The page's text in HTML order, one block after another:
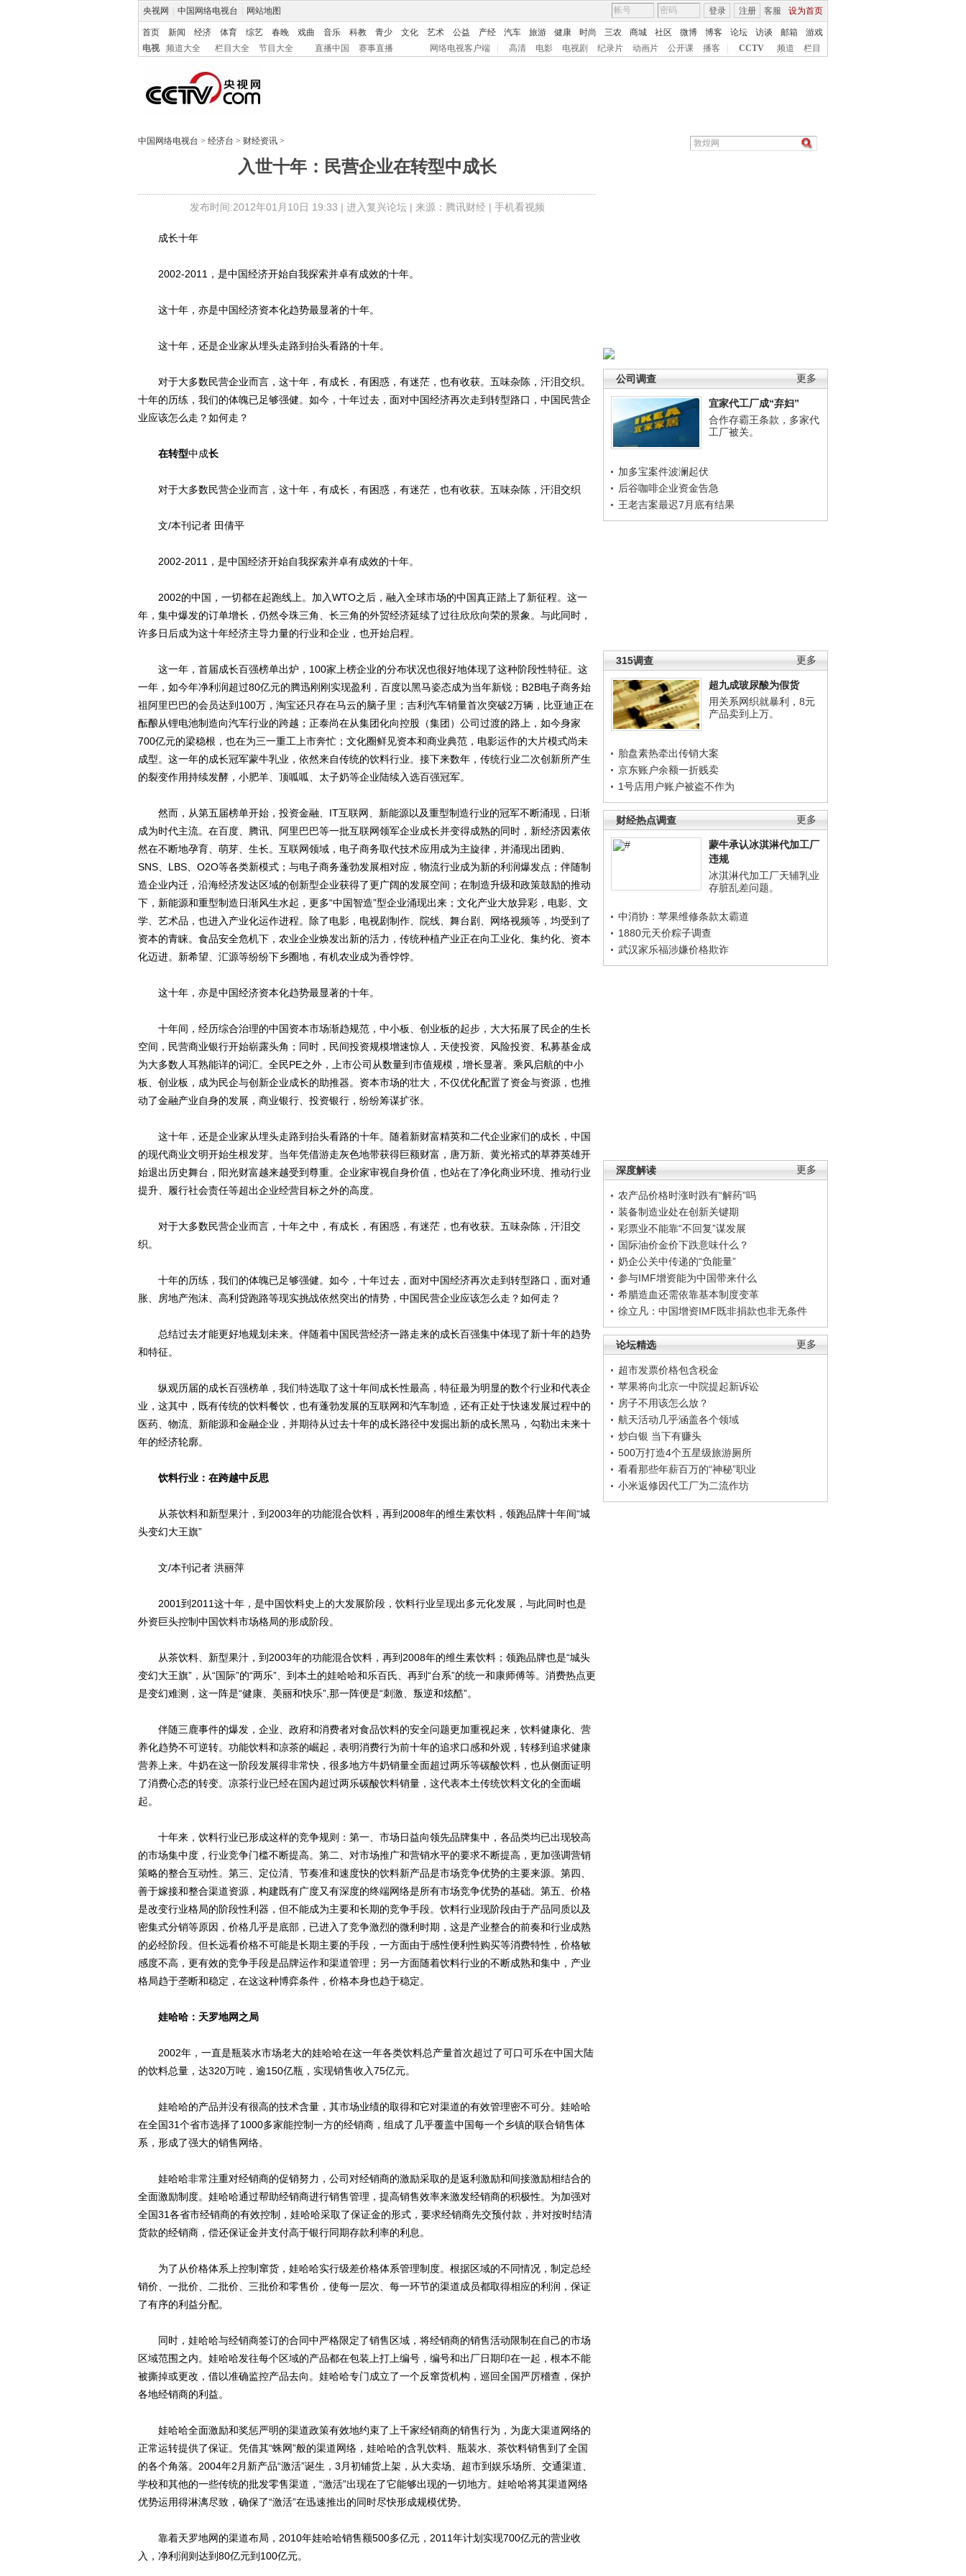
央视网 中国网络电视台 网站地图 客服 设为首页
登录 注册
首页 新闻 经济 体育 综艺 春晚 戏曲 音乐 科教 青少 文化 艺术 公益 产经 汽车 旅游 健康 时尚 三农 商城 社区 微博 博客 论坛 访谈 邮箱
游戏
电视
频道大全 栏目大全 节目大全 直播中国 赛事直播 网络电视客户端 高清 电影 电视剧 纪录片 动画片 公开课 播客 CCTV 频道 栏目
中国网络电视台 > 经济台 > 财经资讯 >
入世十年：民营企业在转型中成长
发布时间:2012年01月10日 19:33 | 进入复兴论坛| 来源：腾讯财经 | 手机看视频
更多
公司调查
宜家代工厂成“弃妇”
合作存霸王条款，多家代
工厂被关。
加多宝案件波澜起伏
后谷咖啡企业资金告急
王老吉案最迟7月底有结果
更多
315调查
超九成玻尿酸为假货
用关系网织就暴利，8元
产品卖到上万。
胎盘素热牵出传销大案
京东账户余额一折贱卖
1号店用户账户被盗不作为
更多
财经热点调查
蒙牛承认冰淇淋代加工厂
违规
冰淇淋代加工厂天辅乳业
存脏乱差问题。
中消协：苹果维修条款太霸道
1880元天价粽子调查
武汉家乐福涉嫌价格欺诈
更多
深度解读
农产品价格时涨时跌有“解药”吗
装备制造业处在创新关键期
彩票业不能靠“不回复”谋发展
国际油价金价下跌意味什么？
奶企公关中传递的“负能量”
参与IMF增资能为中国带来什么
希腊造血还需依靠基本制度变革
徐立凡：中国增资IMF既非捐款也非无条件
更多
论坛精选
超市发票价格包含税金
苹果将向北京一中院提起新诉讼
房子不用该怎么放？
航天活动几乎涵盖各个领域
炒白银 当下有赚头
500万打造4个五星级旅游厕所
看看那些年薪百万的“神秘”职业
小米返修因代工厂为二流作坊
成长十年
2002-2011，是中国经济开始自我探索并卓有成效的十年。
这十年，亦是中国经济资本化趋势最显著的十年。
这十年，还是企业家从埋头走路到抬头看路的十年。
对于大多数民营企业而言，这十年，有成长，有困惑，有迷茫，也有收获。五味杂陈，汗泪交织。
十年的历练，我们的体魄已足够强健。如今，十年过去，面对中国经济再次走到转型路口，中国民营企
业应该怎么走？如何走？
在转型中成长
对于大多数民营企业而言，这十年，有成长，有困惑，有迷茫，也有收获。五味杂陈，汗泪交织
文/本刊记者 田倩平
2002-2011，是中国经济开始自我探索并卓有成效的十年。
2002的中国，一切都在起跑线上。加入WTO之后，融入全球市场的中国真正踏上了新征程。这一
年，集中爆发的订单增长，仍然令珠三角、长三角的外贸经济延续了过往欣欣向荣的景象。与此同时，
许多日后成为这十年经济主导力量的行业和企业，也开始启程。
这一年，首届成长百强榜单出炉，100家上榜企业的分布状况也很好地体现了这种阶段性特征。这
一年，如今年净利润超过80亿元的腾迅刚刚实现盈利，百度以黑马姿态成为当年新锐；B2B电子商务始
祖阿里巴巴的会员达到100万，淘宝还只存在马云的脑子里；吉利汽车销量首次突破2万辆，比亚迪正在
酝酿从锂电池制造向汽车行业的跨越；正泰尚在从集团化向控股（集团）公司过渡的路上，如今身家
700亿元的梁稳根，也在为三一重工上市奔忙；文化圈鲜见资本和商业典范，电影运作的大片模式尚未
成型。这一年的成长冠军蒙牛乳业，依然来自传统的饮料行业。接下来数年，传统行业二次创新所产生
的裂变作用持续发酵，小肥羊、顶呱呱、太子奶等企业陆续入选百强冠军。
然而，从第五届榜单开始，投资金融、IT互联网、新能源以及重型制造行业的冠军不断涌现，日渐
成为时代主流。在百度、腾讯、阿里巴巴等一批互联网领军企业成长并变得成熟的同时，新经济因素依
然在不断地孕育、萌芽、生长。互联网领域，电子商务取代技术应用成为主旋律，并涌现出团购、
SNS、LBS、O2O等各类新模式；与电子商务蓬勃发展相对应，物流行业成为新的利润爆发点；伴随制
造企业内迁，沿海经济发达区域的创新型企业获得了更广阔的发展空间；在制造升级和政策鼓励的推动
下，新能源和重型制造日渐风生水起，更多“中国智造”型企业涌现出来；文化产业大放异彩，电影、文
学、艺术品，也进入产业化运作进程。除了电影，电视剧制作、院线、舞台剧、网络视频等，均受到了
资本的青睐。食品安全危机下，农业企业焕发出新的活力，传统种植产业正在向工业化、集约化、资本
化迈进。新希望、汇源等纷纷下乡圈地，有机农业成为香饽饽。
这十年，亦是中国经济资本化趋势最显著的十年。
十年间，经历综合治理的中国资本市场渐趋规范，中小板、创业板的起步，大大拓展了民企的生长
空间，民营商业银行开始崭露头角；同时，民间投资规模增速惊人，天使投资、风险投资、私募基金成
为大多数人耳熟能详的词汇。全民PE之外，上市公司从数量到市值规模，增长显著。乘风启航的中小
板、创业板，成为民企与创新企业成长的助推器。资本市场的壮大，不仅优化配置了资金与资源，也推
动了金融产业自身的发展，商业银行、投资银行，纷纷筹谋扩张。
这十年，还是企业家从埋头走路到抬头看路的十年。随着新财富精英和二代企业家们的成长，中国
的现代商业文明开始生根发芽。当年凭借游走灰色地带获得巨额财富，唐万新、黄光裕式的草莽英雄开
始退出历史舞台，阳光财富越来越受到尊重。企业家审视自身价值，也站在了净化商业环境、推动行业
提升、履行社会责任等超出企业经营目标之外的高度。
对于大多数民营企业而言，十年之中，有成长，有困惑，有迷茫，也有收获。五味杂陈，汗泪交
织。
十年的历练，我们的体魄已足够强健。如今，十年过去，面对中国经济再次走到转型路口，面对通
胀、房地产泡沫、高利贷跑路等现实挑战依然突出的情势，中国民营企业应该怎么走？如何走？
总结过去才能更好地规划未来。伴随着中国民营经济一路走来的成长百强集中体现了新十年的趋势
和特征。
纵观历届的成长百强榜单，我们特选取了这十年间成长性最高，特征最为明显的数个行业和代表企
业，这其中，既有传统的饮料餐饮，也有蓬勃发展的互联网和汽车制造，还有正处于快速发展过程中的
医药、物流、新能源和金融企业，并期待从过去十年的成长路径中发掘出新的成长黑马，勾勒出未来十
年的经济轮廓。
饮料行业：在跨越中反思
从茶饮料和新型果汁，到2003年的功能混合饮料，再到2008年的维生素饮料，领跑品牌十年间“城
头变幻大王旗”
文/本刊记者 洪丽萍
2001到2011这十年，是中国饮料史上的大发展阶段，饮料行业呈现出多元化发展，与此同时也是
外资巨头控制中国饮料市场格局的形成阶段。
从茶饮料、新型果汁，到2003年的功能混合饮料，再到2008年的维生素饮料；领跑品牌也是“城头
变幻大王旗”，从“国际”的“两乐”、到本土的娃哈哈和乐百氏、再到“台系”的统一和康师傅等。消费热点更
是变幻难测，这一阵是“健康、美丽和快乐”,那一阵便是“刺激、叛逆和炫酷”。
伴随三鹿事件的爆发，企业、政府和消费者对食品饮料的安全问题更加重视起来，饮料健康化、营
养化趋势不可逆转。功能饮料和凉茶的崛起，表明消费行为前十年的追求口感和外观，转移到追求健康
营养上来。牛奶在这一阶段发展得非常快，很多地方牛奶销量全面超过两乐等碳酸饮料，也从侧面证明
了消费心态的转变。凉茶行业已经在国内超过两乐碳酸饮料销量，这代表本土传统饮料文化的全面崛
起。
十年来，饮料行业已形成这样的竞争规则：第一、市场日益向领先品牌集中，各品类均已出现较高
的市场集中度，行业竞争门槛不断提高。第二、对市场推广和营销水平的要求不断提高，更加强调营销
策略的整合互动性。第三、定位清、节奏准和速度快的饮料新产品是市场竞争优势的主要来源。第四、
善于嫁接和整合渠道资源，构建既有广度又有深度的终端网络是所有市场竞争优势的基础。第五、价格
是改变行业格局的阶段性利器，但不能成为主要和长期的竞争手段。饮料行业现阶段由于产品同质以及
密集式分销等原因，价格几乎是底部，已进入了竞争激烈的微利时期，这是产业整合的前奏和行业成熟
的必经阶段。但长远看价格不可能是长期主要的手段，一方面由于感性便利性购买等消费特性，价格敏
感度不高，更有效的竞争手段是品牌运作和渠道管理；另一方面随着饮料行业的不断成熟和集中，产业
格局趋于垄断和稳定，在这这种博弈条件，价格本身也趋于稳定。
娃哈哈：天罗地网之局
2002年，一直是瓶装水市场老大的娃哈哈在这一年各类饮料总产量首次超过了可口可乐在中国大陆
的饮料总量，达320万吨，逾150亿瓶，实现销售收入75亿元。
娃哈哈的产品并没有很高的技术含量，其市场业绩的取得和它对渠道的有效管理密不可分。娃哈哈
在全国31个省市选择了1000多家能控制一方的经销商，组成了几乎覆盖中国每一个乡镇的联合销售体
系，形成了强大的销售网络。
娃哈哈非常注重对经销商的促销努力，公司对经销商的激励采取的是返利激励和间接激励相结合的
全面激励制度。娃哈哈通过帮助经销商进行销售管理，提高销售效率来激发经销商的积极性。为加强对
全国31各省市经销商的有效控制，娃哈哈采取了保证金的形式，要求经销商先交预付款，并对按时结清
货款的经销商，偿还保证金并支付高于银行同期存款利率的利息。
为了从价格体系上控制窜货，娃哈哈实行级差价格体系管理制度。根据区域的不同情况，制定总经
销价、一批价、二批价、三批价和零售价，使每一层次、每一环节的渠道成员都取得相应的利润，保证
了有序的利益分配。
同时，娃哈哈与经销商签订的合同中严格限定了销售区域，将经销商的销售活动限制在自己的市场
区域范围之内。娃哈哈发往每个区域的产品都在包装上打上编号，编号和出厂日期印在一起，根本不能
被撕掉或更改，借以准确监控产品去向。娃哈哈专门成立了一个反窜货机构，巡回全国严厉稽查，保护
各地经销商的利益。
娃哈哈全面激励和奖惩严明的渠道政策有效地约束了上千家经销商的销售行为，为庞大渠道网络的
正常运转提供了保证。凭借其“蛛网”般的渠道网络，娃哈哈的含乳饮料、瓶装水、茶饮料销售到了全国
的各个角落。2004年2月新产品“激活”诞生，3月初铺货上架，从大卖场、超市到娱乐场所、交通渠道、
学校和其他的一些传统的批发零售渠道，“激活”出现在了它能够出现的一切地方。娃哈哈将其渠道网络
优势运用得淋漓尽致，确保了“激活”在迅速推出的同时尽快形成规模优势。
靠着天罗地网的渠道布局，2010年娃哈哈销售额500多亿元，2011年计划实现700亿元的营业收
入，净利润则达到80亿元到100亿元。